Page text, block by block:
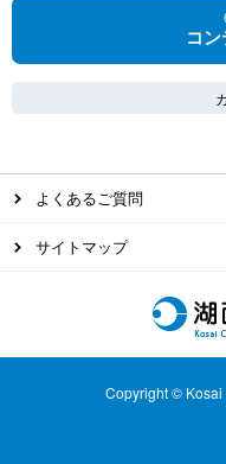
コ
よくあるご質問
サイトマップ
Copyright © Kosai